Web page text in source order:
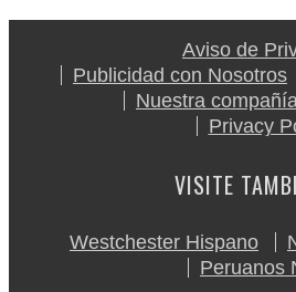
Aviso de
Publicidad con Nosotros
Nuestra compañía
Privacy
VISITE
Westchester Hispano
Peruanos